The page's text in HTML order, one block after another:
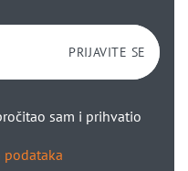
PRIJAVITE SE
sam i prihvatio